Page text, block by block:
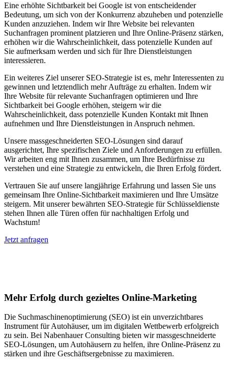
Eine erhöhte Sichtbarkeit bei Google ist von entscheidender
Bedeutung, um sich von der Konkurrenz abzuheben und potenzielle
Kunden anzuziehen. Indem wir Ihre Website bei relevanten
Suchanfragen prominent platzieren und Ihre Online-Präsenz stärken,
erhöhen wir die Wahrscheinlichkeit, dass potenzielle Kunden auf
Sie aufmerksam werden und sich für Ihre Dienstleistungen
interessieren.
Ein weiteres Ziel unserer SEO-Strategie ist es, mehr Interessenten zu
gewinnen und letztendlich mehr Aufträge zu erhalten. Indem wir
Ihre Website für relevante Suchanfragen optimieren und Ihre
Sichtbarkeit bei Google erhöhen, steigern wir die
Wahrscheinlichkeit, dass potenzielle Kunden Kontakt mit Ihnen
aufnehmen und Ihre Dienstleistungen in Anspruch nehmen.
Unsere massgeschneiderten SEO-Lösungen sind darauf
ausgerichtet, Ihre spezifischen Ziele und Anforderungen zu erfüllen.
Wir arbeiten eng mit Ihnen zusammen, um Ihre Bedürfnisse zu
verstehen und eine Strategie zu entwickeln, die Ihren Erfolg fördert.
Vertrauen Sie auf unsere langjährige Erfahrung und lassen Sie uns
gemeinsam Ihre Online-Sichtbarkeit maximieren und Ihre Umsätze
steigern. Mit unserer bewährten SEO-Strategie für Schlüsseldienste
stehen Ihnen alle Türen offen für nachhaltigen Erfolg und
Wachstum!
Jetzt anfragen
Mehr Erfolg durch gezieltes Online-Marketing
Die Suchmaschinenoptimierung (SEO) ist ein unverzichtbares
Instrument für Autohäuser, um im digitalen Wettbewerb erfolgreich
zu sein. Bei Nabenhauer Consulting bieten wir massgeschneiderte
SEO-Lösungen, um Autohäusern zu helfen, ihre Online-Präsenz zu
stärken und ihre Geschäftsergebnisse zu maximieren.